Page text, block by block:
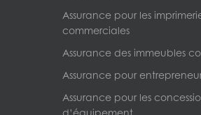
Assurance pour les
commerciales
Assurance des immeubles
Assurance pour
Assurance pour les
d’équipement